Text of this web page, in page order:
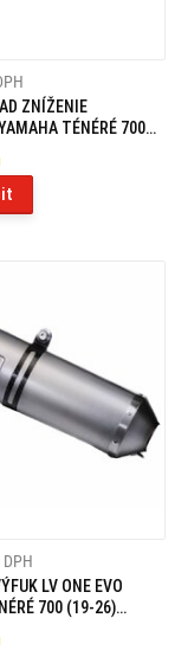
ZNÍŽENIE
TÉNÉRÉ 700
DPH
LV ONE EVO
700 (19-26)